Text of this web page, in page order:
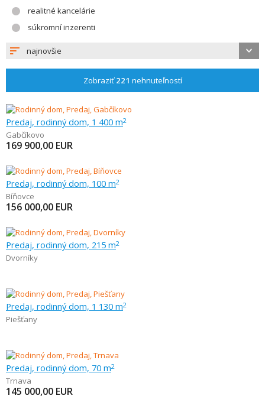
realitné kancelárie
súkromní inzerenti
najnovšie
Zobraziť221 nehnuteľností
Predaj, rodinný dom, 1 400 m2
Gabčíkovo
169 900,00 EUR
Predaj, rodinný dom, 100 m2
Bíňovce
156 000,00 EUR
Predaj, rodinný dom, 215 m2
Dvorníky
Predaj, rodinný dom, 1 130 m2
Piešťany
Predaj, rodinný dom, 70 m2
Trnava
145 000,00 EUR